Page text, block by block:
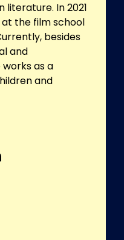
In 2021
at the film school
besides
and
as a
and